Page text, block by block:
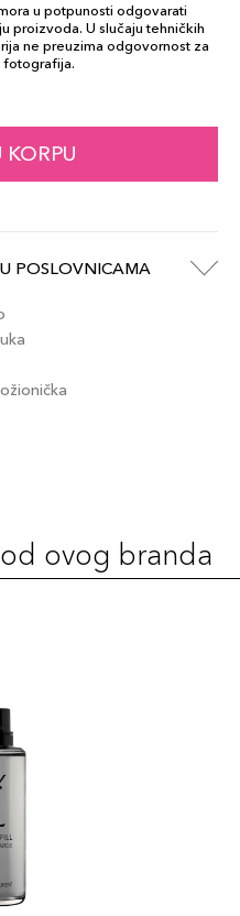
u potpunosti odgovarati
proizvoda. U slučaju tehničkih
ne preuzima odgovornost za
fotografija.
POSLOVNICAMA
ovog branda